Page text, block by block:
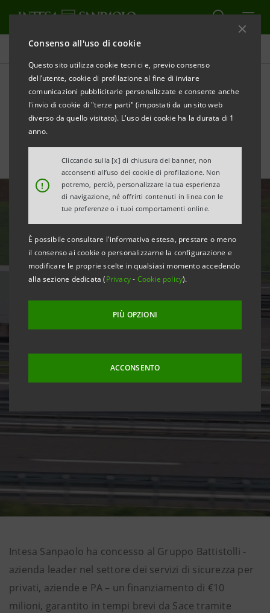
Consenso all'uso di cookie
Questo sito utilizza cookie tecnici e, previo consenso
dell’utente, cookie di profilazione al fine di inviare
comunicazioni pubblicitarie personalizzate e consente anche
l'invio di cookie di "terze parti" (impostati da un sito web
diverso da quello visitato). L'uso dei cookie ha la durata di 1
anno.
!
Cliccando sulla [x] di chiusura del banner, non
acconsenti all’uso dei cookie di profilazione. Non
potremo, perciò, personalizzare la tua esperienza
di navigazione, né offrirti contenuti in linea con le
tue preferenze o i tuoi comportamenti online.
È possibile consultare l'informativa estesa, prestare o meno
il consenso ai cookie o personalizzarne la configurazione e
modificare le proprie scelte in qualsiasi momento accedendo
alla sezione dedicata (Privacy- Cookie policy).
PIÙ OPZIONI
ACCONSENTO
Tutte le news
Garanzia Italia: €10 milioni
al Gruppo Battistolli
Intesa Sanpaolo ha concesso al Gruppo Battistolli -
azienda leader nel settore dei servizi di sicurezza per
privati, aziende e PA – un finanziamento di €10
milioni, garantito in tempi brevi da Sace tramite